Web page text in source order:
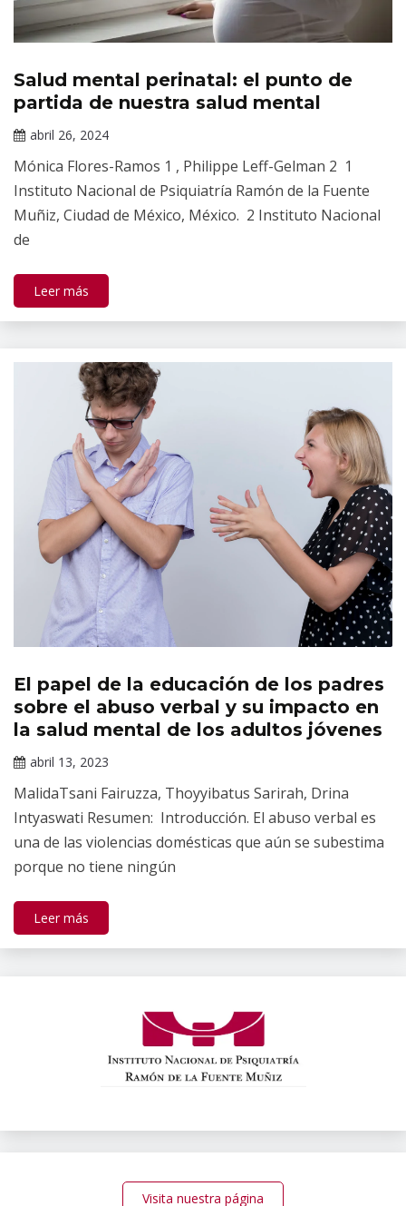
Revista
Salud
Salud mental perinatal: el punto de
partida de nuestra salud mental
abril 26, 2024
Gallardo
Mónica Flores-Ramos 1 , Philippe Leff-Gelman 2 1
Instituto Nacional de Psiquiatría Ramón de la Fuente
Muñiz, Ciudad de México, México. 2 Instituto Nacional
de
Leer más
Revista
Salud
Mental
El papel de la educación de los padres
sobre el abuso verbal y su impacto en
la salud mental de los adultos jóvenes
abril 13, 2023
Ramírez
MalidaTsani Fairuzza, Thoyyibatus Sarirah, Drina
Intyaswati Resumen: Introducción. El abuso verbal es
una de las violencias domésticas que aún se subestima
porque no tiene ningún
Leer más
Visita nuestra página